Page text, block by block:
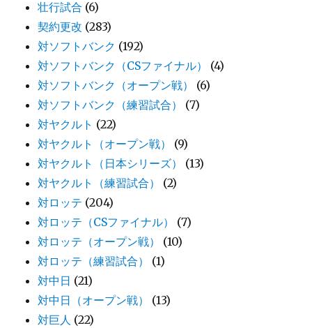
壮行試合 (6)
契約更改 (283)
対ソフトバンク (192)
対ソフトバンク（CSファイナル）
(4)
対ソフトバンク（オープン戦）
(6)
対ソフトバンク（練習試合）
(7)
対ヤクルト (22)
対ヤクルト（オープン戦）
(9)
対ヤクルト（日本シリーズ）
(13)
対ヤクルト（練習試合）
(2)
対ロッテ (204)
対ロッテ（CSファイナル）
(7)
対ロッテ（オープン戦）
(10)
対ロッテ（練習試合）
(1)
対中日 (21)
対中日（オープン戦）
(13)
対巨人 (22)